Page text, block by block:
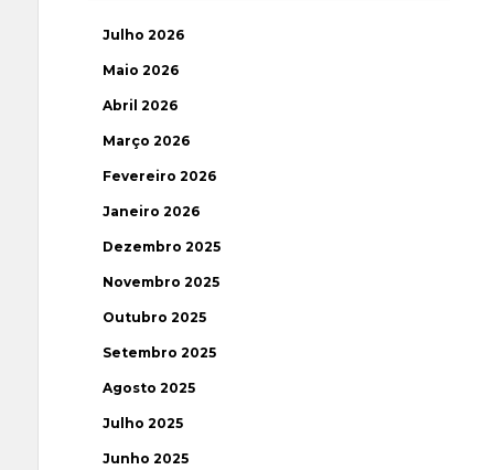
Julho 2026
Maio 2026
Abril 2026
Março 2026
Fevereiro 2026
Janeiro 2026
Dezembro 2025
Novembro 2025
Outubro 2025
Setembro 2025
Agosto 2025
Julho 2025
Junho 2025